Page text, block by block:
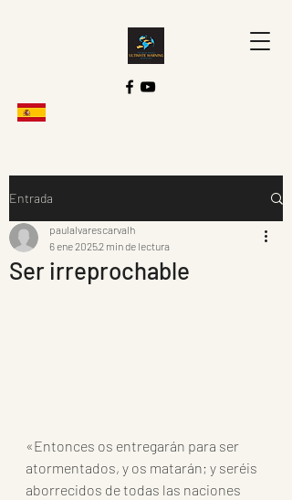
Entrada
Ser irreprochable
paulalvarescarvalh
6 ene 20252 min de lectura
«Entonces os entregarán para ser
atormentados, y os matarán; y seréis
aborrecidos de todas las naciones